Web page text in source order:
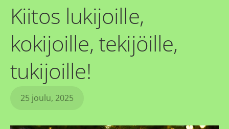
Kiitos lukijoille,
kokijoille, tekijöille,
tukijoille!
25 joulu, 2025